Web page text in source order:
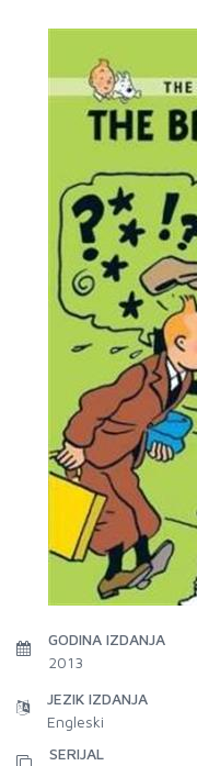
GODINA IZDANJA
2013
JEZIK IZDANJA
Engleski
SERIJAL